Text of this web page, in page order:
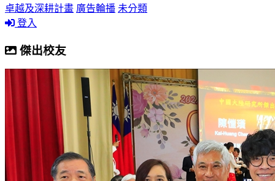
卓越及深耕計畫 廣告輪播 未分類
登入
傑出校友